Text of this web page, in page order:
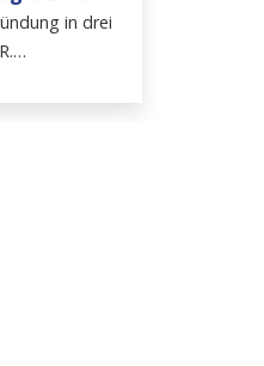
in drei